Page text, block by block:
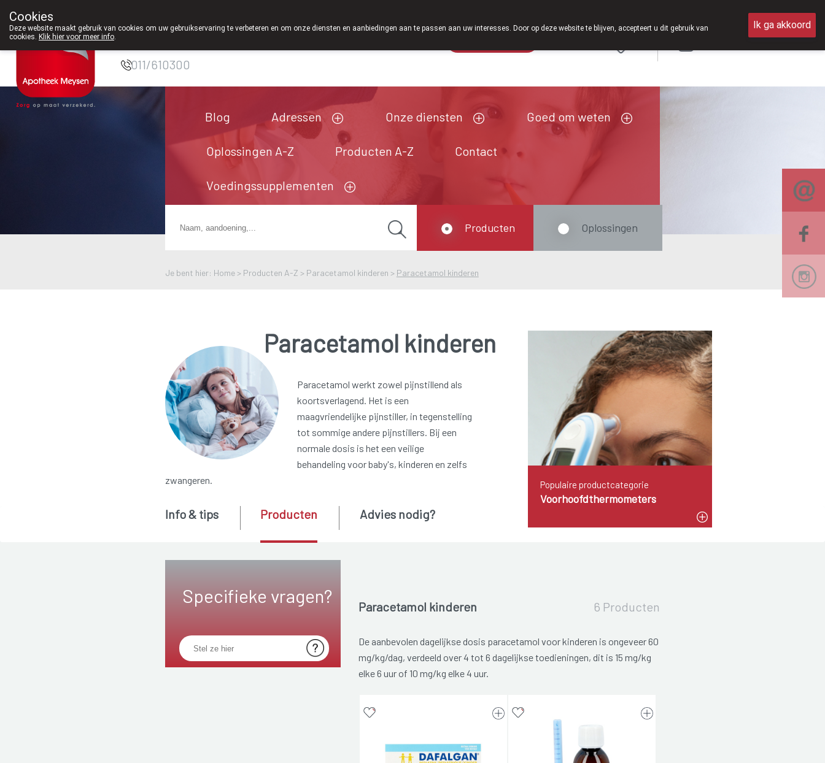
Apotheek Meysen
011/610300
Blog Adressen Onze diensten Goed om weten
Oplossingen A-Z Producten A-Z Contact
Voedingssupplementen
Je bent hier: Home > Producten A-Z > Paracetamol kinderen > Paracetamol kinderen
Producten Oplossingen
Populaire productcategorie
Voorhoofdthermometers
Paracetamol kinderen
Paracetamol werkt zowel pijnstillend als
koortsverlagend. Het is een
maagvriendelijke pijnstiller, in tegenstelling
tot sommige andere pijnstillers. Bij een
normale dosis is het een veilige
behandeling voor baby's, kinderen en zelfs
zwangeren.
Specifieke vragen?
Info & tips Producten Advies nodig?
Paracetamol kinderen 6 Producten
De aanbevolen dagelijkse dosis paracetamol voor kinderen is ongeveer 60
mg/kg/dag, verdeeld over 4 tot 6 dagelijkse toedieningen, dit is 15 mg/kg
elke 6 uur of 10 mg/kg elke 4 uur.
Cookies
Deze website maakt gebruik van cookies om uw gebruikservaring te verbeteren en om onze diensten en aanbiedingen aan te passen aan uw interesses. Door op deze website te blijven, accepteert u dit gebruik van
cookies. Klik hier voor meer info.
Ik ga akkoord